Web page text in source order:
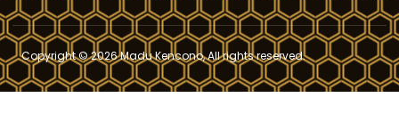
Copyright © 2026 Madu Kencono, All rights reserved.